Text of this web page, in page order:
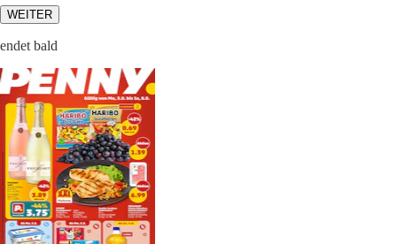
WEITER
endet bald